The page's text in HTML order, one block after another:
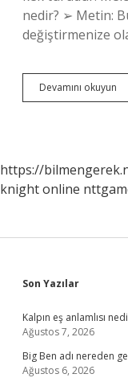
nedir? ➢ Metin:
değiştirmenize
Devamını okuyun
https://
knight online
Sidebar
Son Yazılar
Kalpın eş anlamlısı
Ağustos 7, 2026
Big Ben adı nereden
Ağustos 6, 2026